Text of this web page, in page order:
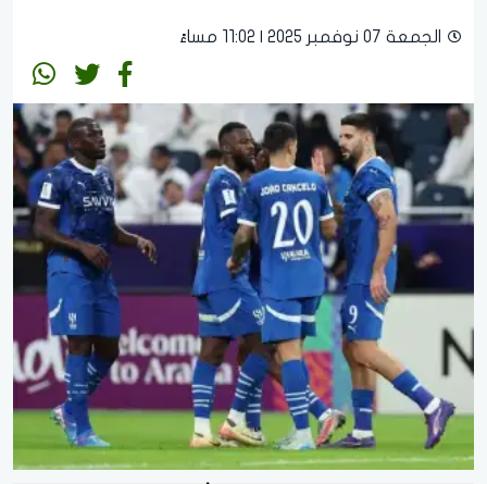
الجمعة 07 نوفمبر 2025 | 11:02 مساءً